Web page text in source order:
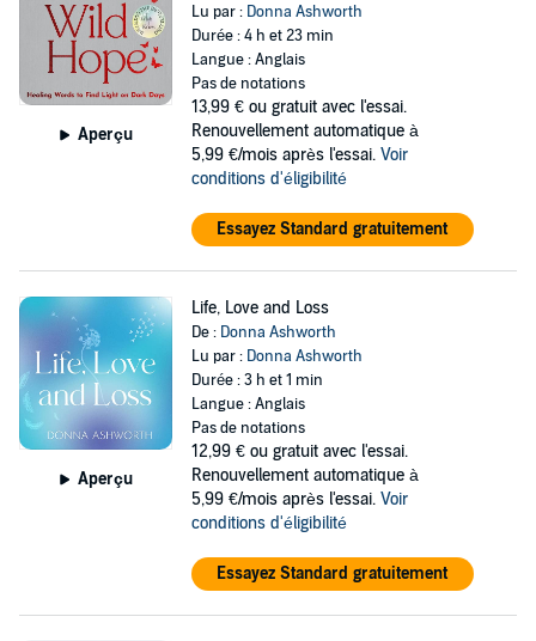
Aperçu
Lu par : Donna Ashworth
Durée : 4 h et 23 min
Langue : Anglais
Pas de notations
13,99 € ou gratuit avec l'essai.
Renouvellement automatique à
5,99 €/mois après l'essai. Voir
conditions d'éligibilité
Essayez Standard gratuitement
Aperçu
Life, Love and Loss
De : Donna Ashworth
Lu par : Donna Ashworth
Durée : 3 h et 1 min
Langue : Anglais
Pas de notations
12,99 € ou gratuit avec l'essai.
Renouvellement automatique à
5,99 €/mois après l'essai. Voir
conditions d'éligibilité
Essayez Standard gratuitement